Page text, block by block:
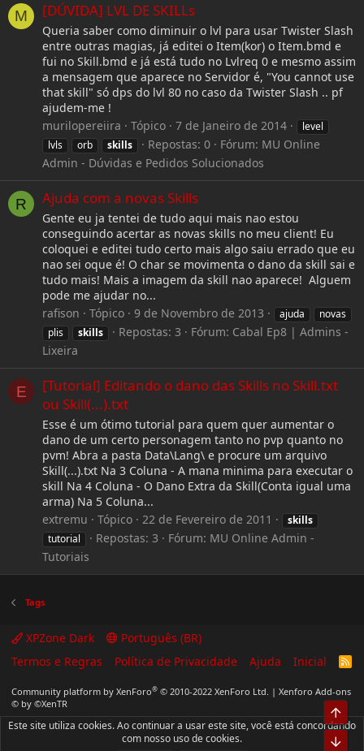
M [DÚVIDA] LVL DE SKILLs
Queria saber como diminuir o lvl para usar Twister Slash
entre outras magias, já editei o Item(kor) o Item.bmd e
fui no Skill.bmd e já está tudo no Lvlreq 0 e mesmo assim
a mensagem que aparece no Servidor é, "You cannot use
that skill" só dps do lvl 80 no caso da Twister Slash .. pf
ajudem-me !
murilopereiira
Tópico 7 de Janeiro de 2014
level
lvls
orb skills Repostas: 0 Fórum: MU Online
Admin - Dúvidas e Pedidos Solucionados
R Ajuda com a novas Skills
Gente eu ja tentei de tudo aqui mais nao estou
conseguindo acertar as novas skills no meu client! Eu
coloquei e editei tudo certo mais algo saiu errado que eu
nao sei oque é! O char se movimenta o dano da skill sai e
tudo mais! Mais a imagem da skill nao aparece! Alguem
pode me ajudar no...
rafison
Tópico 9 de Novembro de 2013 ajuda
novas
plis
skills Repostas: 3 Fórum: Cabal Ep8 | Admins -
Lixeira
E
[Tutorial] Editando o dano das Skills no Skill.txt
ou Skill(...).txt
Esse é um ótimo tutorial para quem quer aumentar o
dano de um certo personagem tanto no pvp quanto no
pvm! Abra a pasta Data\Lang\ e procure um arquivo
Skill(...).txt Na 3 Coluna - A mana minima para executar o
skill Na 4 Coluna - O Dano Extra da Skill(Conta igual uma
arma) Na 5 Coluna...
extremu
Tópico 22 de Fevereiro de 2011
skills
tutorial
Repostas: 3 Fórum: MU Online Admin -
Tutoriais
Tags
XPZone Dark
Português (BR)
Termos e Regras
Política de Privacidade Ajuda Inicial
R
Community platform by XenForo® © 2010-2022 XenForo Ltd. | Xenforo Add-ons
© by ©XenTR
Este site utiliza cookies. Ao continuar a usar este site, você está concordando
com nosso uso de cookies.